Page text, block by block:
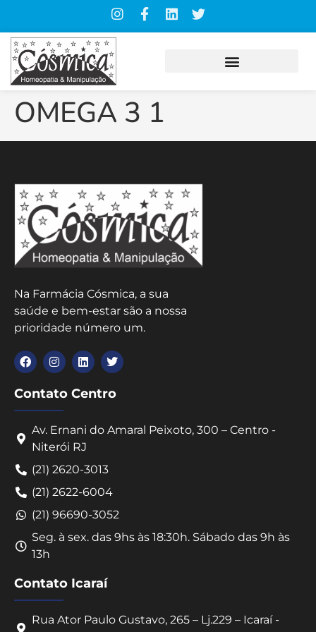
OMEGA 3 1
Na Farmácia Cósmica, a sua
saúde e bem-estar são a nossa
prioridade número um.
Contato Centro
Av. Ernani do Amaral Peixoto, 300 – Centro -
Niterói RJ
(21) 2620-3013
(21) 2622-6004
(21) 96690-3052
Seg. à sex. das 9hs às 18:30h. Sábado das 9h às
13h
Contato Icaraí
Rua Ator Paulo Gustavo, 265 – Lj.229 – Icaraí -